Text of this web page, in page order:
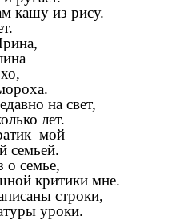
кашу из рису.
на свет,
лет.
мой
семьей.
о семье,
критики мне.
строки,
уроки.